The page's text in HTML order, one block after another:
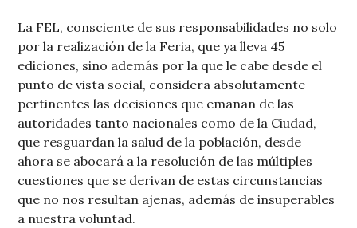
La FEL, consciente de sus responsabilidades no solo
por la realización de la Feria, que ya lleva 45
ediciones, sino además por la que le cabe desde el
punto de vista social, considera absolutamente
pertinentes las decisiones que emanan de las
autoridades tanto nacionales como de la Ciudad,
que resguardan la salud de la población, desde
ahora se abocará a la resolución de las múltiples
cuestiones que se derivan de estas circunstancias
que no nos resultan ajenas, además de insuperables
a nuestra voluntad.